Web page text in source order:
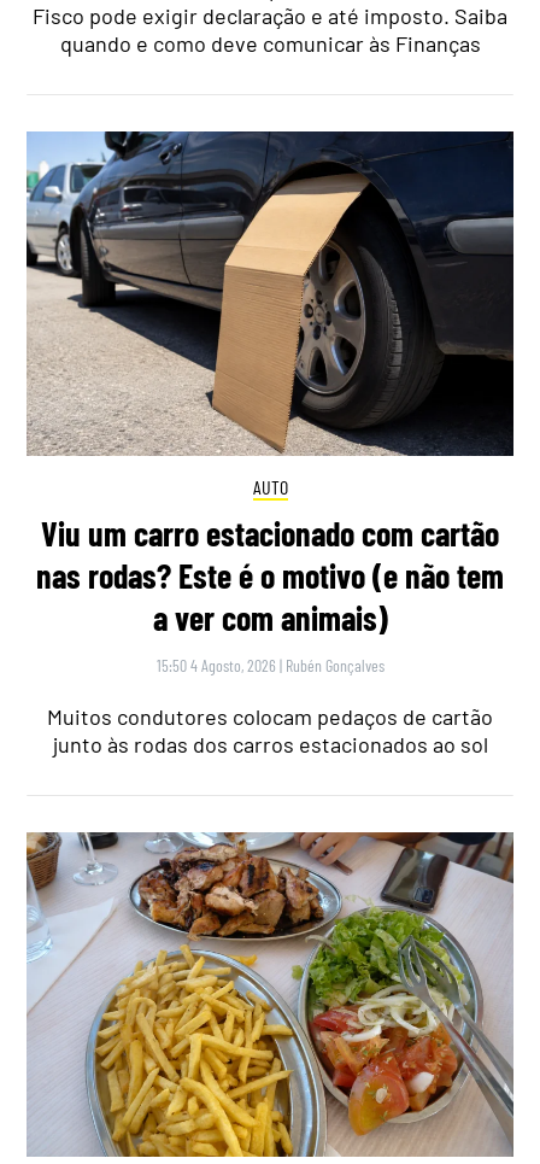
Fisco pode exigir declaração e até imposto. Saiba
quando e como deve comunicar às Finanças
AUTO
Viu um carro estacionado com cartão
nas rodas? Este é o motivo (e não tem
a ver com animais)
15:50 4 Agosto, 2026 | Rubén Gonçalves
Muitos condutores colocam pedaços de cartão
junto às rodas dos carros estacionados ao sol